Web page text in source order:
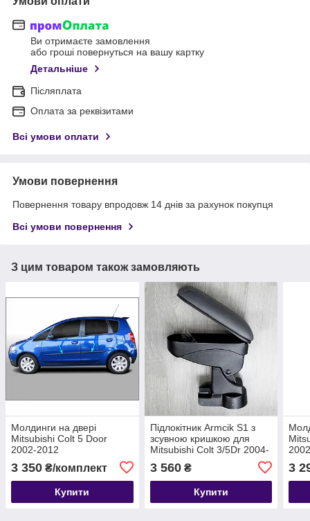
Ви отримаєте замовлення
або гроші повернуться на вашу картку
Детальніше
Післяплата
Оплата за реквізитами
Всі умови оплати
Умови повернення
Повернення товару впродовж 14 днів за рахунок покупця
Всі умови повернення
З цим товаром також замовляють
Молдинги на двері
Mitsubishi Colt 5 Door
2002-2012
3 350 ₴/комплект
Купити
Підлокітник Armcik S1 з
зсувною кришкою для
Mitsubishi Colt 3/5Dr 2004-
3 560₴
Купити
3